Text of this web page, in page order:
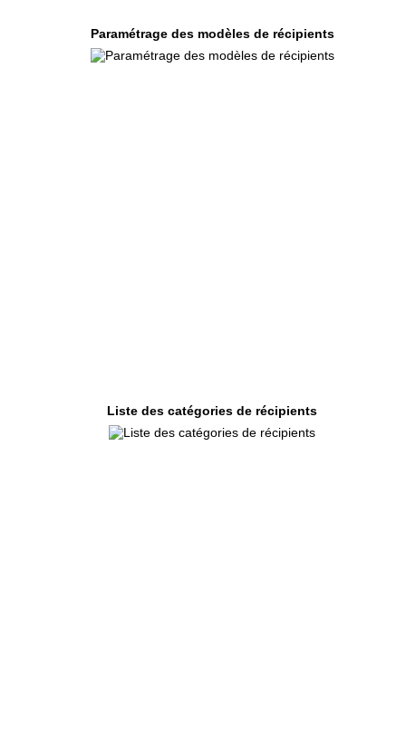
Paramétrage des modèles de récipients
Liste des catégories de récipients